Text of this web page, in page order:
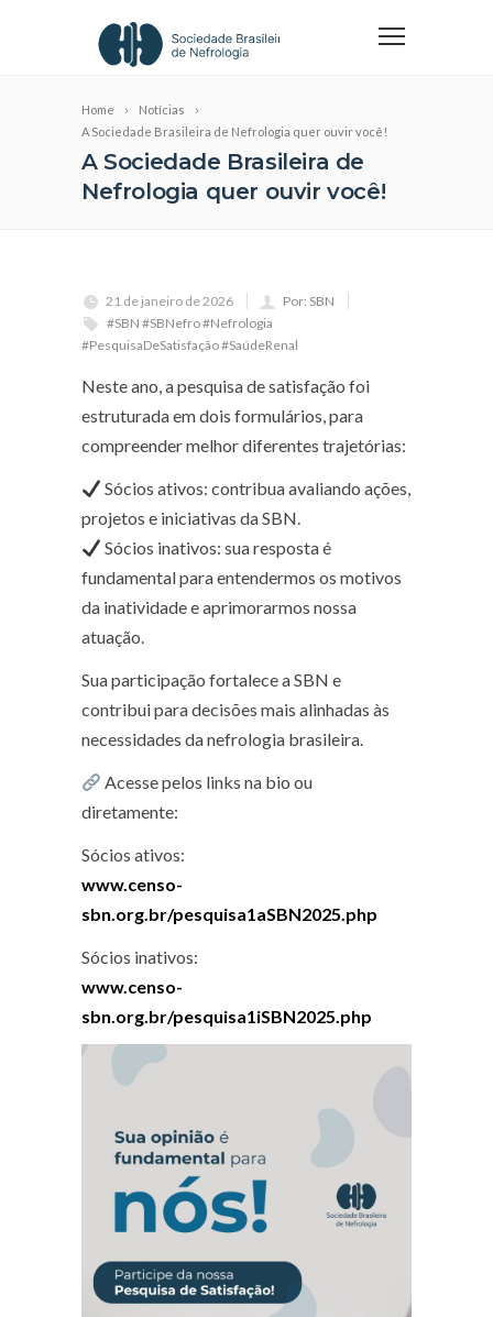
Home
Notícias
A Sociedade Brasileira de Nefrologia quer ouvir você!
A Sociedade Brasileira de
Nefrologia quer ouvir você!
21 de janeiro de 2026
Por: SBN
#SBN #SBNefro #Nefrologia
#PesquisaDeSatisfação #SaúdeRenal
Neste ano, a pesquisa de satisfação foi
estruturada em dois formulários, para
compreender melhor diferentes trajetórias:
Sócios ativos: contribua avaliando ações,
projetos e iniciativas da SBN.
Sócios inativos: sua resposta é
fundamental para entendermos os motivos
da inatividade e aprimorarmos nossa
atuação.
Sua participação fortalece a SBN e
contribui para decisões mais alinhadas às
necessidades da nefrologia brasileira.
Acesse pelos links na bio ou
diretamente:
Sócios ativos:
www.censo-
sbn.org.br/pesquisa1aSBN2025.php
Sócios inativos:
www.censo-
sbn.org.br/pesquisa1iSBN2025.php